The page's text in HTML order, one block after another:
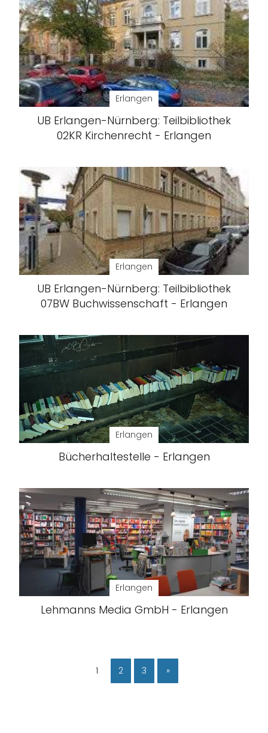
Erlangen
UB Erlangen-Nürnberg: Teilbibliothek
02KR Kirchenrecht - Erlangen
Erlangen
UB Erlangen-Nürnberg: Teilbibliothek
07BW Buchwissenschaft - Erlangen
Erlangen
Bücherhaltestelle - Erlangen
Erlangen
Lehmanns Media GmbH - Erlangen
1 2 3 »